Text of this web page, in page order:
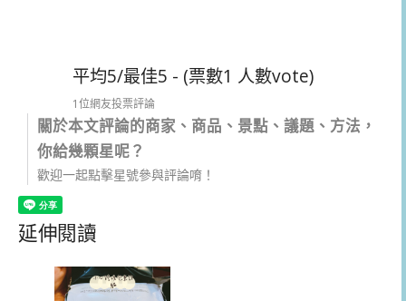
平均5/最佳5 - (票數1 人數vote)
1位網友投票評論
關於本文評論的商家、商品、景點、議題、方法，
你給幾顆星呢？
歡迎一起點擊星號參與評論唷！
延伸閱讀